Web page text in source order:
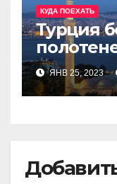
КУДА ПОЕХАТЬ
Турция
наЯНВ 25, 2023